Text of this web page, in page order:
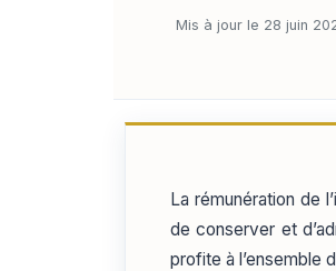
Mis à jour le 28 juin
La rémunération de
de conserver et
profite à l’ensemble